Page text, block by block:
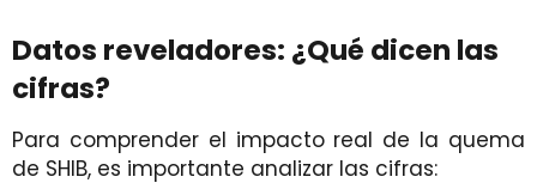
Datos reveladores: ¿Qué dicen las
cifras?
Para comprender el impacto real de la quema
de SHIB, es importante analizar las cifras: